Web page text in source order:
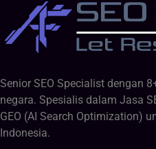
Senior SEO Specialist dengan
negara. Spesialis dalam Jasa
GEO (AI Search Optimization)
Indonesia.